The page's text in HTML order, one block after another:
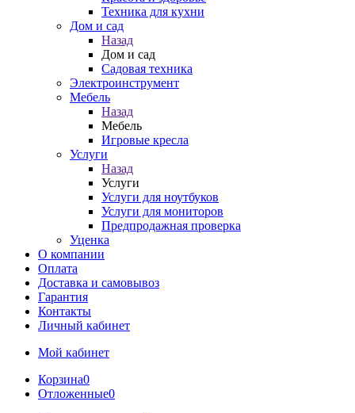
Техника для кухни
Дом и сад
Назад
Дом и сад
Садовая техника
Электроинструмент
Мебель
Назад
Мебель
Игровые кресла
Услуги
Назад
Услуги
Услуги для ноутбуков
Услуги для мониторов
Предпродажная проверка
Уценка
О компании
Оплата
Доставка и самовывоз
Гарантия
Контакты
Личный кабинет
Мой кабинет
Корзина0
Отложенные0